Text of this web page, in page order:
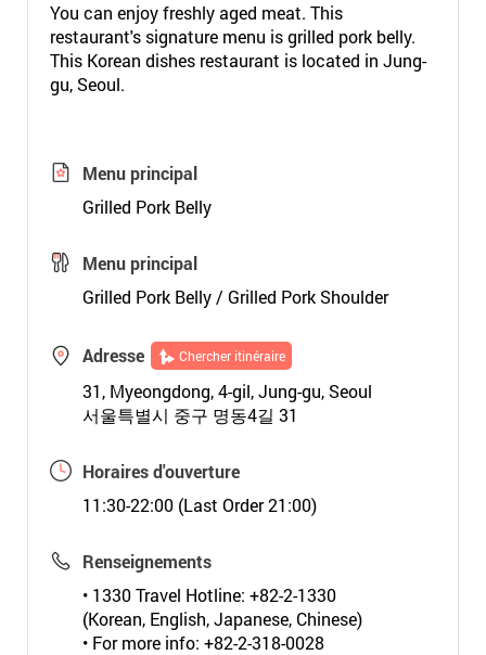
You can enjoy freshly aged meat. This
restaurant's signature menu is grilled pork belly.
This Korean dishes restaurant is located in Jung-
gu, Seoul.
Menu principal
Grilled Pork Belly
Menu principal
Grilled Pork Belly / Grilled Pork Shoulder
Adresse Chercher itinéraire
31, Myeongdong, 4-gil, Jung-gu, Seoul
서울특별시 중구 명동4길 31
Horaires d'ouverture
11:30-22:00 (Last Order 21:00)
Renseignements
• 1330 Travel Hotline: +82-2-1330
(Korean, English, Japanese, Chinese)
• For more info: +82-2-318-0028